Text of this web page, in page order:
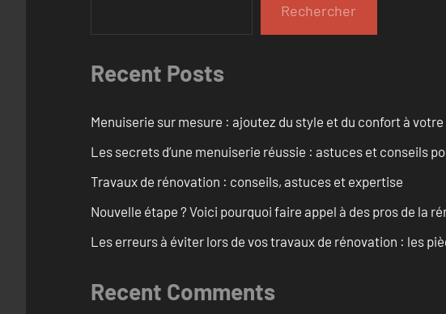
Rechercher
Recent Posts
Menuiserie sur mesure : ajoutez du style et du confort à
Les secrets d’une menuiserie réussie : astuces et conseils
Travaux de rénovation : conseils, astuces et expertise
Nouvelle étape ? Voici pourquoi faire appel à des pros de la
Les erreurs à éviter lors de vos travaux de rénovation : les
Recent Comments